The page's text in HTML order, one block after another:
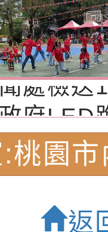
府「
執行計
「
－行動
府家庭
孫樂淘
海報電
處檢送
標語播
素材
府LED
播影片
聞傳播
政策溝
新村眷
「正
府LED
桃園
-優質
返